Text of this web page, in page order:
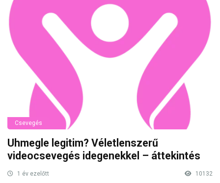
Csevegés
Uhmegle legitim? Véletlenszerű
videocsevegés idegenekkel – áttekintés
1 év ezelőtt 10132